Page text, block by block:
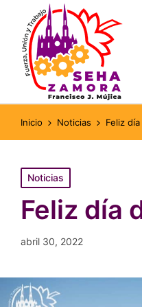
Inicio Noticias Feliz
Publicado
en
Noticias
Feliz día
abril 30, 2022